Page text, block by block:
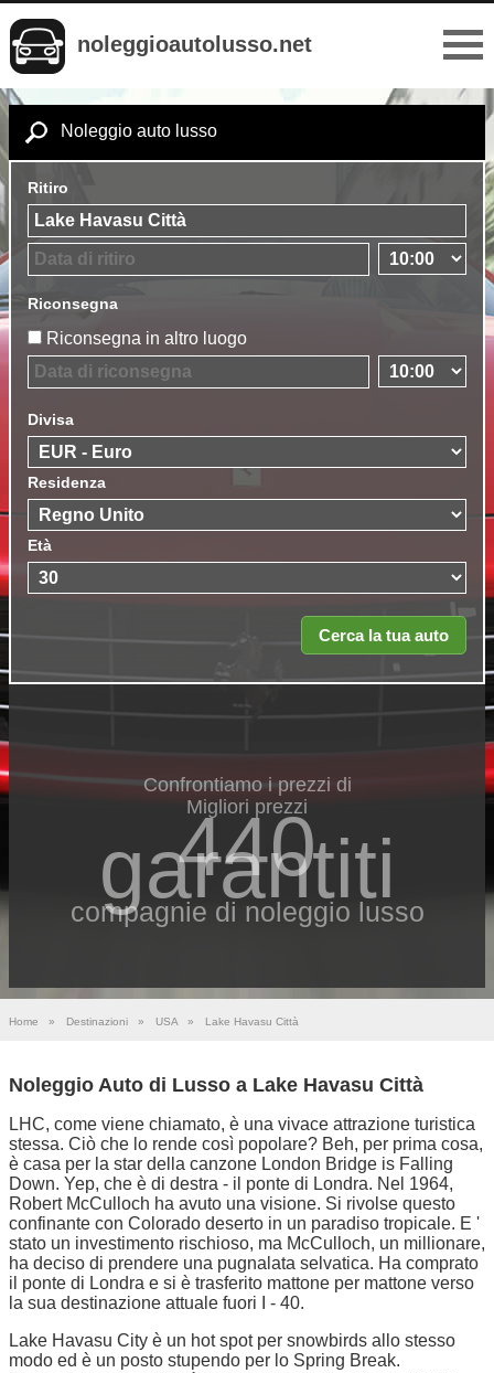
noleggioautolusso.net
Noleggio auto lusso
Ritiro
Riconsegna
Riconsegna in altro luogo
Divisa
Residenza
Età
Confrontiamo i prezzi di
440
compagnie di noleggio lusso
Migliori prezzi
garantiti
Home » Destinazioni » USA » Lake Havasu Città
Noleggio Auto di Lusso a Lake Havasu Città
LHC, come viene chiamato, è una vivace attrazione turistica
stessa. Ciò che lo rende così popolare? Beh, per prima cosa,
è casa per la star della canzone London Bridge is Falling
Down. Yep, che è di destra - il ponte di Londra. Nel 1964,
Robert McCulloch ha avuto una visione. Si rivolse questo
confinante con Colorado deserto in un paradiso tropicale. E '
stato un investimento rischioso, ma McCulloch, un millionare,
ha deciso di prendere una pugnalata selvatica. Ha comprato
il ponte di Londra e si è trasferito mattone per mattone verso
la sua destinazione attuale fuori I - 40.
Lake Havasu City è un hot spot per snowbirds allo stesso
modo ed è un posto stupendo per lo Spring Break.